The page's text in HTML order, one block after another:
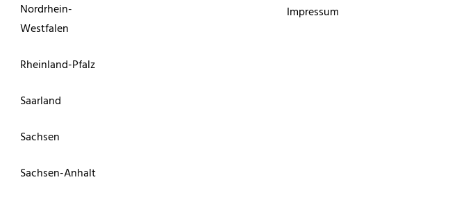
Nordrhein-
Westfalen
Rheinland-Pfalz
Saarland
Sachsen
Sachsen-Anhalt
Impressum